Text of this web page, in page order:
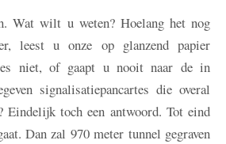
Wat wilt u weten? Hoelang het nog
leest u onze op glanzend papier
niet, of gaapt u nooit naar de in
signalisatiepancartes die overal
Eindelijk toch een antwoord. Tot eind
Dan zal 970 meter tunnel gegraven